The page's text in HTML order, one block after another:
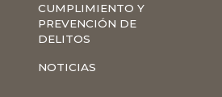
CUMPLIMIENTO Y
PREVENCIÓN DE
DELITOS
NOTICIAS